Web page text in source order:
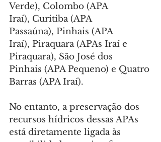
Verde), Colombo (APA
Iraí), Curitiba (APA
Passaúna), Pinhais (APA
Iraí), Piraquara (APAs Iraí e
Piraquara), São José dos
Pinhais (APA Pequeno) e Quatro
Barras (APA Iraí).
No entanto, a preservação dos
recursos hídricos dessas APAs
está diretamente ligada às